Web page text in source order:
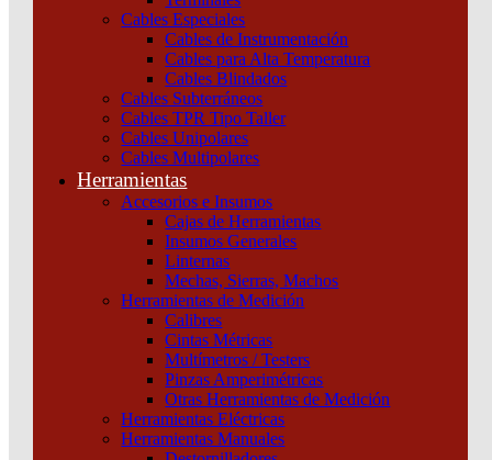
Cables Especiales
Cables de Instrumentación
Cables para Alta Temperatura
Cables Blindados
Cables Subterráneos
Cables TPR Tipo Taller
Cables Unipolares
Cables Multipolares
Herramientas
Accesorios e Insumos
Cajas de Herramientas
Insumos Generales
Linternas
Mechas, Sierras, Machos
Herramientas de Medición
Calibres
Cintas Métricas
Multímetros / Testers
Pinzas Amperimétricas
Otras Herramientas de Medición
Herramientas Eléctricas
Herramientas Manuales
Maniobra y Protección/Dispositivos de
Interruptores y seccionadores
Portafusibles 3P 250A Schneider
Interruptor Seccionador Portafusibles 3P 250A
Interruptores y seccionadoresSKU:GS1ND3